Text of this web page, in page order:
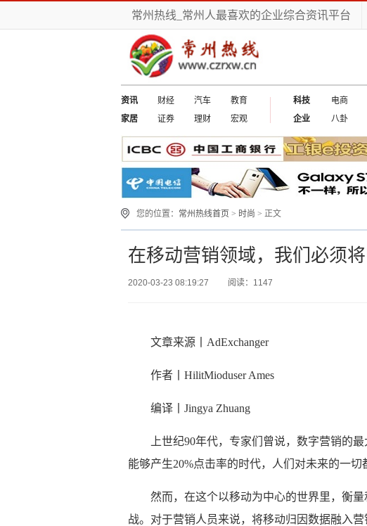
常州热线_常州人最喜欢的企业综合资讯平台
资讯 财经 汽车
教育
家居
证券 理财 宏观
科技 电商
企业
八卦
您的位置： 常州热线首页 > 时尚 > 正文
在移动营销领域，我们必须
2020-03-23 08:19:27 阅读：1147
文章来源丨AdExchanger
作者丨HilitMioduser Ames
编译丨Jingya Zhuang
上世纪90年代，专家们曾说，数字营销的
能够产生20%点击率的时代，人们对未来的一切
然而，在这个以移动为中心的世界里，衡
战。对于营销人员来说，将移动归因数据融入营